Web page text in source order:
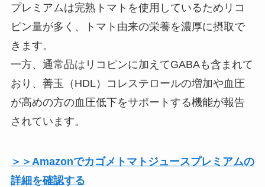
プレミアムは完熟トマトを使用しているためリコ
ピン量が多く、トマト由来の栄養を濃厚に摂取で
きます。
一方、通常品はリコピンに加えてGABAも含まれて
おり、善玉（HDL）コレステロールの増加や血圧
が高めの方の血圧低下をサポートする機能が報告
されています。
＞＞Amazonでカゴメトマトジュースプレミアムの
詳細を確認する